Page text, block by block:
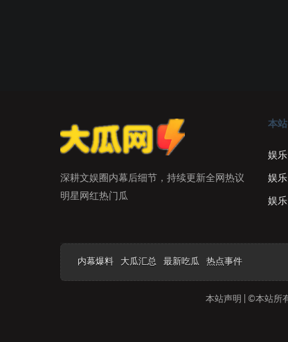
深耕文娱圈内幕后细节，持续更新全网热议
明星网红热门瓜
本
娱
娱
娱
内幕爆料 大瓜汇总 最新吃瓜 热点事件
本站声明 | ©本站所